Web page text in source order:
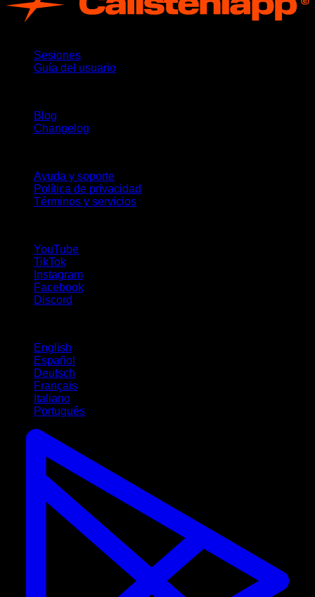
Sesiones
Guía del usuario
Blog
Changelog
Ayuda y soporte
Política de privacidad
Términos y servicios
YouTube
TikTok
Instagram
Facebook
Discord
English
Español
Deutsch
Français
Italiano
Português